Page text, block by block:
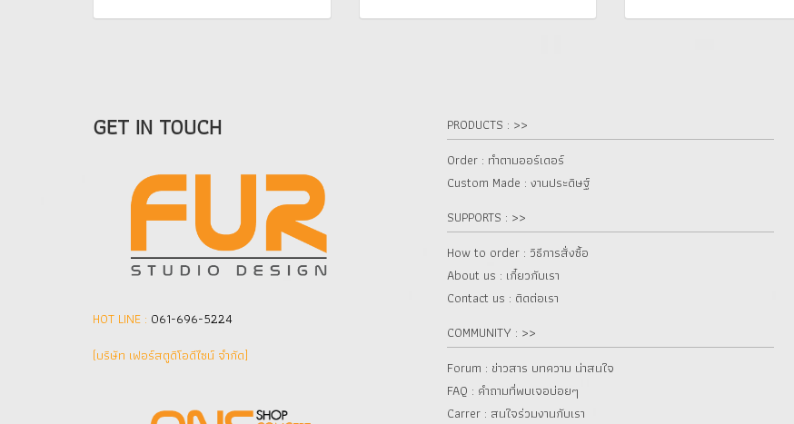
GET IN TOUCH
HOT LINE : 061-696-5224
(บริษัท เฟอร์สตูดิโอดีไซน์ จำกัด]
PRODUCTS : >>
Order : ทำตามออร์เดอร์
Custom Made : งานประดิษฐ์
SUPPORTS : >>
How to order : วิธีการสั่งซื้อ
About us : เกี๋ยวกับเรา
Contact us : ติดต่อเรา
COMMUNITY : >>
Forum : ข่าวสาร บทความ น่าสนใจ
FAQ : คำถามที่พบเจอบ่อยๆ
Carrer : สนใจร่วมงานกับเรา